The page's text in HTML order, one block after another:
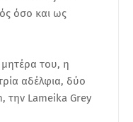
όσο και ως
μητέρα του, η
αδέλφια, δύο
την Lameika Grey